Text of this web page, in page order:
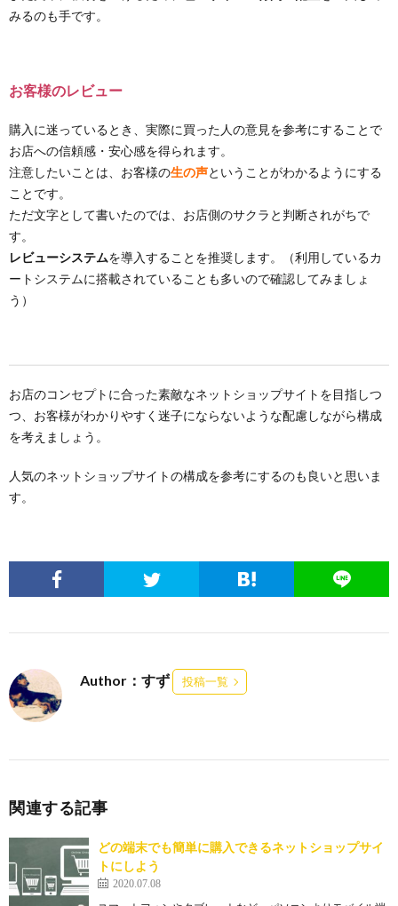
みるのも手です。
お客様のレビュー
購入に迷っているとき、実際に買った人の意見を参考にすることで
お店への信頼感・安心感を得られます。
注意したいことは、お客様の生の声ということがわかるようにする
ことです。
ただ文字として書いたのでは、お店側のサクラと判断されがちで
す。
レビューシステムを導入することを推奨します。（利用しているカ
ートシステムに搭載されていることも多いので確認してみましょ
う）
お店のコンセプトに合った素敵なネットショップサイトを目指しつ
つ、お客様がわかりやすく迷子にならないような配慮しながら構成
を考えましょう。
人気のネットショップサイトの構成を参考にするのも良いと思いま
す。
Author：すず 投稿一覧
関連する記事
どの端末でも簡単に購入できるネットショップサイ
トにしよう
2020.07.08